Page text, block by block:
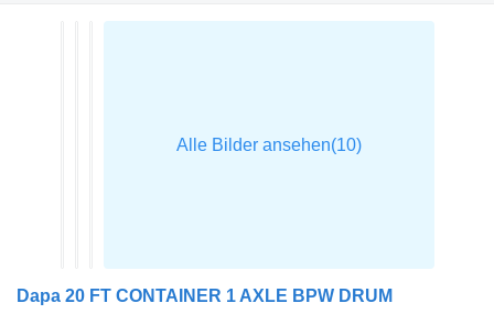
Dapa 20 FT CONTAINER 1 AXLE BPW DRUM